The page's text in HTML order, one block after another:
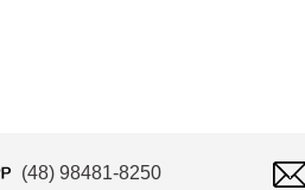
(48) 98481-8250